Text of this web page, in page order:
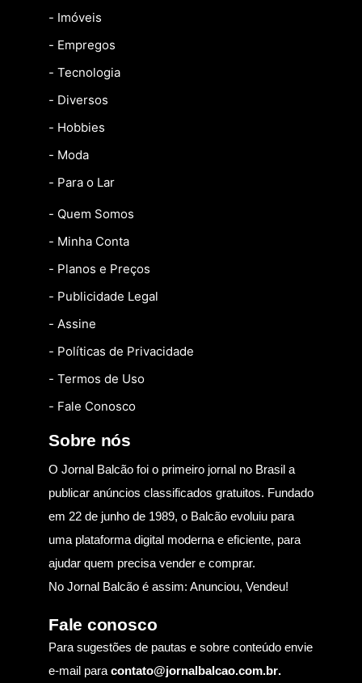
- Imóveis
- Empregos
- Tecnologia
- Diversos
- Hobbies
- Moda
- Para o Lar
- Quem Somos
- Minha Conta
- Planos e Preços
- Publicidade Legal
- Assine
- Políticas de Privacidade
- Termos de Uso
- Fale Conosco
Sobre nós
O Jornal Balcão foi o primeiro jornal no Brasil a
publicar anúncios classificados gratuitos. Fundado
em 22 de junho de 1989, o Balcão evoluiu para
uma plataforma digital moderna e eficiente, para
ajudar quem precisa vender e comprar.
No Jornal Balcão é assim: Anunciou, Vendeu!
Fale conosco
Para sugestões de pautas e sobre conteúdo envie
e-mail para contato@jornalbalcao.com.br.